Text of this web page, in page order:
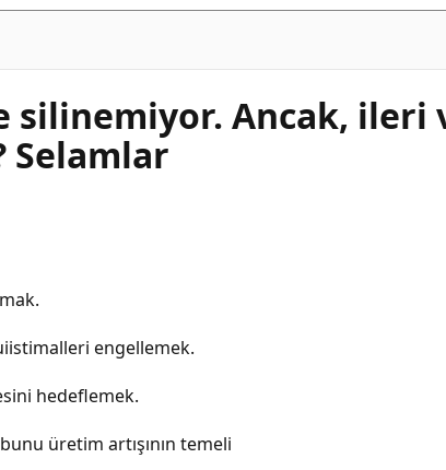
silinemiyor. Ancak,
Selamlar
engellemek.
hedeflemek.
üretim artışının temeli